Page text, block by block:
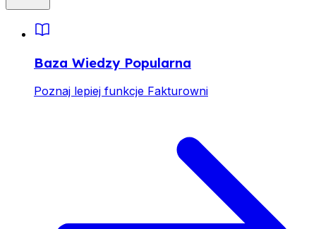
Baza Wiedzy Popularna
Poznaj lepiej funkcje Fakturowni